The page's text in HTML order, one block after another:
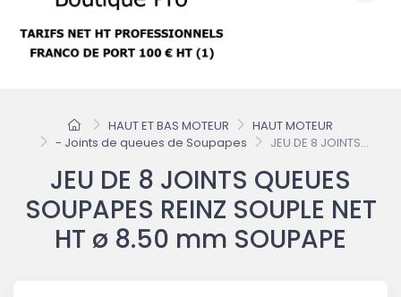
HAUT ET BAS MOTEUR
HAUT MOTEUR
- Joints de queues de Soupapes
JEU DE 8 JOINTS...
JEU DE 8 JOINTS QUEUES
SOUPAPES REINZ SOUPLE NET
HT ø 8.50 mm SOUPAPE